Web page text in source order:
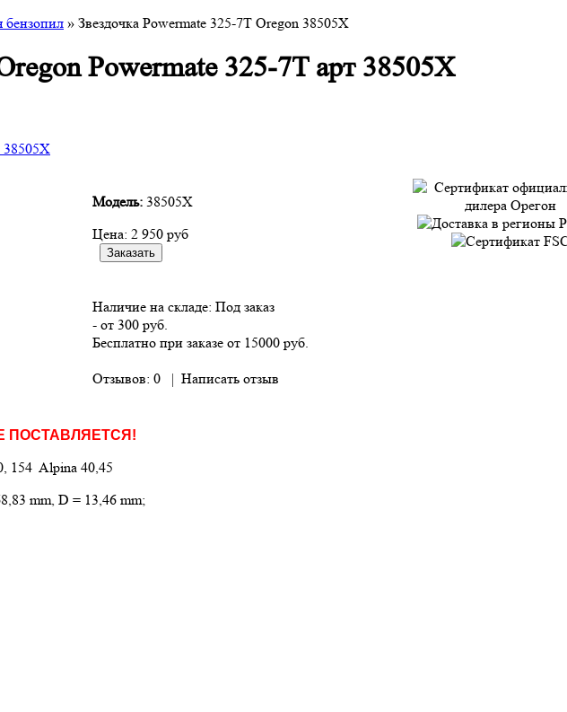
бензопил » Звездочка Powermate 325-7T Oregon 38505X
Powermate 325-7T арт 38505X
Модель: 38505X
Цена: 2 950 руб
Наличие на складе: Под заказ
- от 300 руб.
Бесплатно при заказе от 15000 руб.
Отзывов: 0 | Написать отзыв
ПОСТАВЛЯЕТСЯ!
154 Alpina 40,45
mm, D = 13,46 mm;